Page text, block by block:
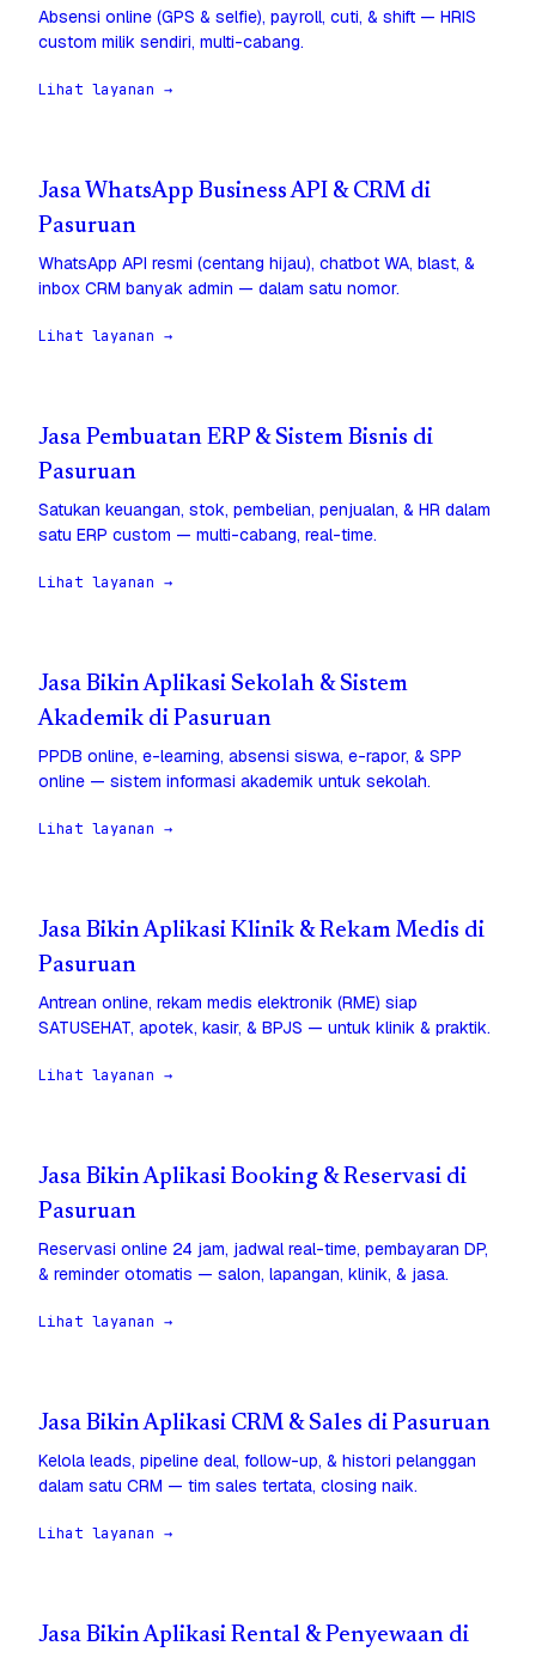
Absensi online (GPS & selfie), payroll, cuti, & shift — HRIS
custom milik sendiri, multi-cabang.
Lihat layanan →
Jasa WhatsApp Business API & CRM di
Pasuruan
WhatsApp API resmi (centang hijau), chatbot WA, blast, &
inbox CRM banyak admin — dalam satu nomor.
Lihat layanan →
Jasa Pembuatan ERP & Sistem Bisnis di
Pasuruan
Satukan keuangan, stok, pembelian, penjualan, & HR dalam
satu ERP custom — multi-cabang, real-time.
Lihat layanan →
Jasa Bikin Aplikasi Sekolah & Sistem
Akademik di Pasuruan
PPDB online, e-learning, absensi siswa, e-rapor, & SPP
online — sistem informasi akademik untuk sekolah.
Lihat layanan →
Jasa Bikin Aplikasi Klinik & Rekam Medis di
Pasuruan
Antrean online, rekam medis elektronik (RME) siap
SATUSEHAT, apotek, kasir, & BPJS — untuk klinik & praktik.
Lihat layanan →
Jasa Bikin Aplikasi Booking & Reservasi di
Pasuruan
Reservasi online 24 jam, jadwal real-time, pembayaran DP,
& reminder otomatis — salon, lapangan, klinik, & jasa.
Lihat layanan →
Jasa Bikin Aplikasi CRM & Sales di Pasuruan
Kelola leads, pipeline deal, follow-up, & histori pelanggan
dalam satu CRM — tim sales tertata, closing naik.
Lihat layanan →
Jasa Bikin Aplikasi Rental & Penyewaan di